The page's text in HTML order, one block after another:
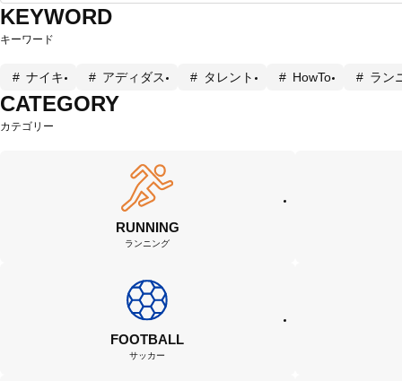
KEYWORD
キーワード
ナイキ アディダス タレント HowTo ラン
CATEGORY
カテゴリー
RUNNING
ランニング
FOOTBALL
サッカー